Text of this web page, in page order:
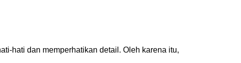
hati dan memperhatikan detail. Oleh karena itu,